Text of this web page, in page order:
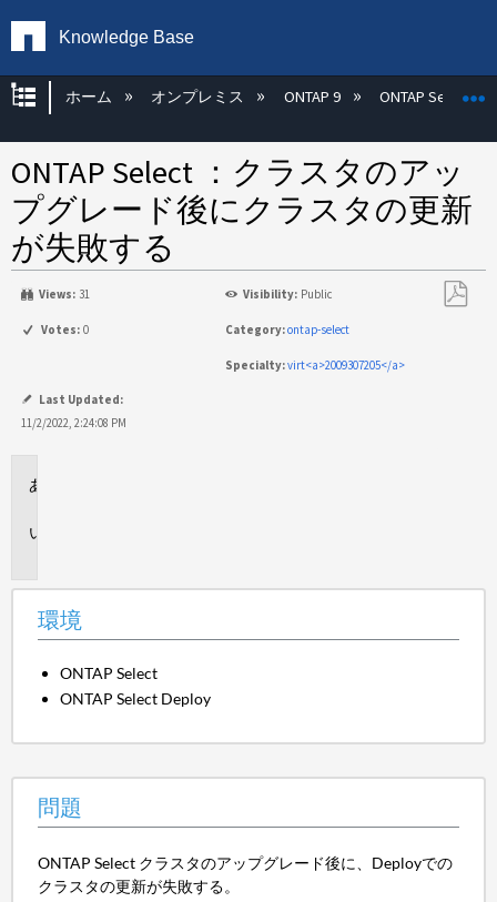
Knowledge Base
グローバル階層を展開/折りたたむ
ホーム オンプレミス ONTAP 9 ONTAP Select
ONTAP Select ：クラスタのアッ
プグレード後にクラスタの更新
が失敗する
Views: 31 Visibility: Public
Votes: 0 Category:ontap-select
Specialty:virt<a>2009307205</a>
Last Updated:
11/2/2022, 2:24:08 PM
環境
ONTAP Select
ONTAP Select Deploy
問題
ONTAP Select クラスタのアップグレード後に、Deployでの
クラスタの更新が失敗する。